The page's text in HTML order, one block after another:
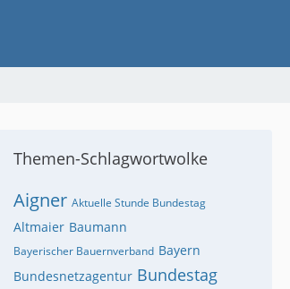
Themen-Schlagwortwolke
Aigner Aktuelle Stunde Bundestag
Altmaier Baumann
Bayerischer Bauernverband Bayern
Bundesnetzagentur Bundestag